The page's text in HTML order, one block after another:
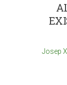
Josep